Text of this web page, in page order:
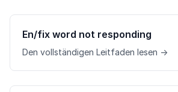
En/fix word not responding
Den vollständigen Leitfaden lesen →